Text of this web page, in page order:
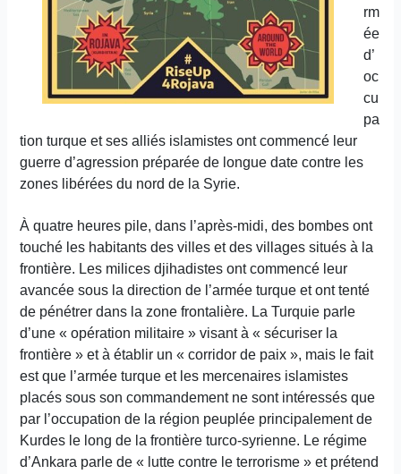
rm
ée
d’
oc
cu
pa
tion turque et ses alliés islamistes ont commencé leur
guerre d’agression préparée de longue date contre les
zones libérées du nord de la Syrie.
À quatre heures pile, dans l’après-midi, des bombes ont
touché les habitants des villes et des villages situés à la
frontière. Les milices djihadistes ont commencé leur
avancée sous la direction de l’armée turque et ont tenté
de pénétrer dans la zone frontalière. La Turquie parle
d’une « opération militaire » visant à « sécuriser la
frontière » et à établir un « corridor de paix », mais le fait
est que l’armée turque et les mercenaires islamistes
placés sous son commandement ne sont intéressés que
par l’occupation de la région peuplée principalement de
Kurdes le long de la frontière turco-syrienne. Le régime
d’Ankara parle de « lutte contre le terrorisme » et prétend